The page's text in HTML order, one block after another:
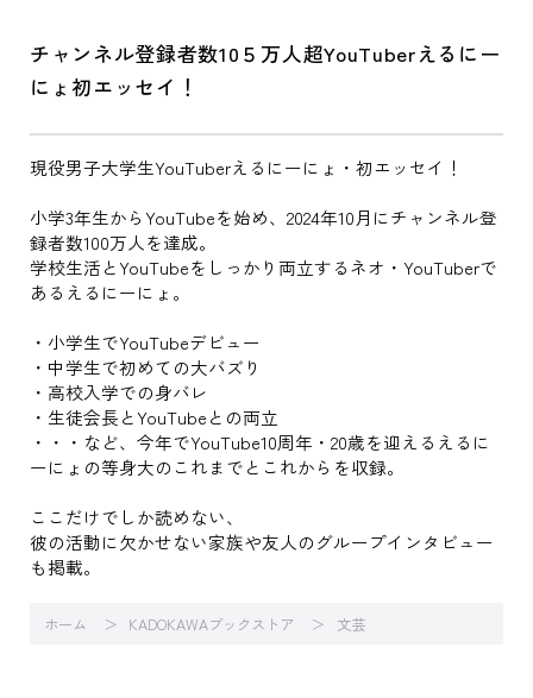
チャンネル登録者数10５万人超YouTuberえるにー
にょ初エッセイ！
現役男子大学生YouTuberえるにーにょ・初エッセイ！
小学3年生からYouTubeを始め、2024年10月にチャンネル登
録者数100万人を達成。
学校生活とYouTubeをしっかり両立するネオ・YouTuberで
あるえるにーにょ。
・小学生でYouTubeデビュー
・中学生で初めての大バズり
・高校入学での身バレ
・生徒会長とYouTubeとの両立
・・・など、今年でYouTube10周年・20歳を迎えるえるに
ーにょの等身大のこれまでとこれからを収録。
ここだけでしか読めない、
彼の活動に欠かせない家族や友人のグループインタビュー
も掲載。
ホーム KADOKAWAブックストア 文芸